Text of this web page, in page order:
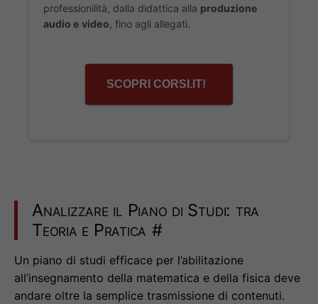
professionilità, dalla didattica alla produzione
audio e video, fino agli allegati.
SCOPRI CORSI.IT!
Analizzare il Piano di Studi: tra
Teoria e Pratica #
Un piano di studi efficace per l’abilitazione
all’insegnamento della matematica e della fisica deve
andare oltre la semplice trasmissione di contenuti.